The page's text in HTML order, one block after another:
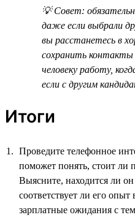
💡 Совет:
даже если выбрали
вы расстанетесь в
сохранить
человеку работу,
если с другим
Итоги
Проведите телефонное
поможет понять, стоит ли
Выясните, находится ли
соответствует ли его
зарплатные ожидания с